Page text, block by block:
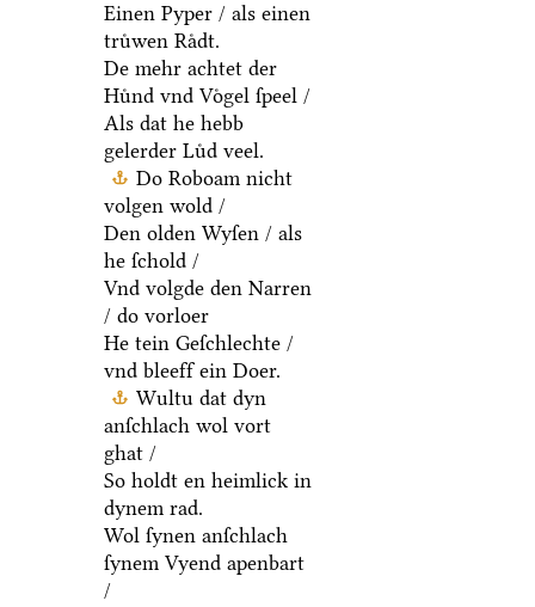
Einen Pyper / als einen
truͤwen Raͤdt.
De mehr achtet der
Huͤnd vnd Voͤgel ſpeel /
Als dat he hebb
gelerder Luͤd veel.
Do Roboam nicht
volgen wold /
Den olden Wyſen / als
he ſchold /
Vnd volgde den Narren
/ do vorloer
He tein Geſchlechte /
vnd bleeff ein Doer.
Wultu dat dyn
anſchlach wol vort
ghat /
So holdt en heimlick in
dynem rad.
Wol ſynen anſchlach
ſynem Vyend apenbart
/